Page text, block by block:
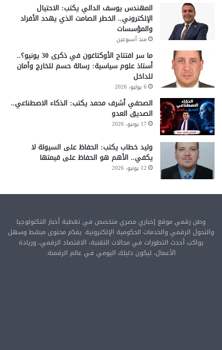
المهندس يوسف الدالي يكتب: الاحتيال
الإلكتروني.. الخطر الصامت الذي يهدد الأفراد
والمؤسسات
منذ أسبوعين
ما سر افتتاح الأوكتاغون في ذكرى 30 يونيو؟..
أستاذ علوم سياسية: رسالة حسم للخارج وأمان
للداخل
6 يوليو، 2026
الصحفي أشرف محمد يكتب: الذكاء الاصطناعي..
الصديق العدو
17 يونيو، 2026
وليد خطاب يكتب: الحفاظ على السيولة لا
يكفي.. الأهم هو الحفاظ على قيمتها
12 يونيو، 2026
وطن رقمي موقع إخباري مصري متخصص في تغطية أخبار التكنولوجيا
والتحول الرقمي والخدمات الحكومية الإلكترونية. يقدّم محتوى مبسّط وسهل
يواكب أحدث التطورات في مجالات التقنية، الاقتصاد الرقمي، وريادة
الأعمال، ليكون دليلك اليومي في عالم الرقمنة.